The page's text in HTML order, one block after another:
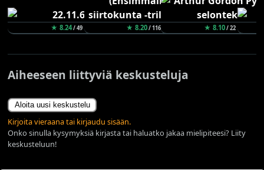
★ 8.24/ 49 ★ 8.20/ 116 ★ 8.10/ 22
Aiheeseen liittyviä keskusteluja
Aloita uusi keskustelu
Kirjoita vieraana tai kirjaudu sisään.
Onko sinulla kysymyksiä kirjasta tai haluatko jakaa mielipiteesi? Liity
keskusteluun!